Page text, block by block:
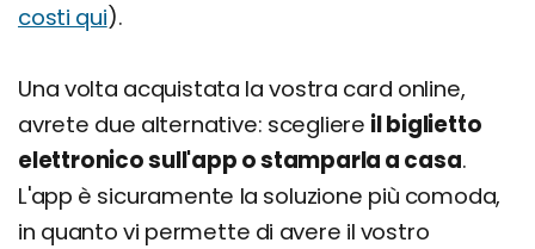
costi qui).
Una volta acquistata la vostra card online,
avrete due alternative: scegliere il biglietto
elettronico sull'app o stamparla a casa.
L'app è sicuramente la soluzione più comoda,
in quanto vi permette di avere il vostro